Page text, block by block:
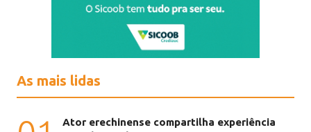
As mais lidas
Ator erechinense compartilha experiência